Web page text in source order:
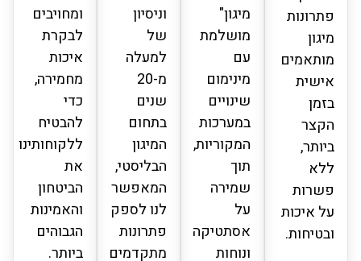
פתרונות
מיגון
מותאמים
אישית
בזמן
הקצר
ביותר,
ללא
פשרות
על איכות
ובטיחות.
מיגון"
מושלמת
עם
מינימום
שינויים
במערכות
המקוריות,
תוך
שמירה
על
אסתטיקה
ונוחות
וניסיון
של
למעלה
מ-20
שנים
בתחום
המיגון
הבליסטי,
המאפשר
לנו לספק
פתרונות
מתקדמים
ומחויבים
לבקרת
איכות
מחמירה,
כדי
להבטיח
ללקוחותינו
את
הביטחון
והאמינות
הגבוהים
ביותר.